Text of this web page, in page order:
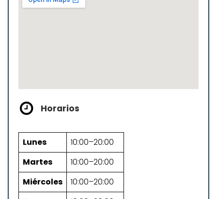
Horarios
Lunes
10:00–20:00
Martes
10:00–20:00
Miércoles
10:00–20:00